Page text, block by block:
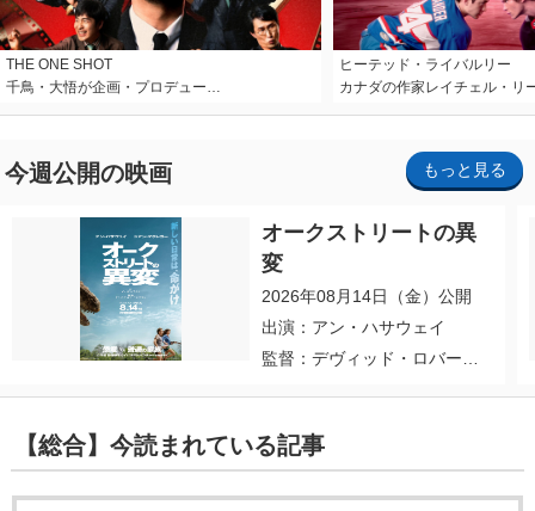
THE ONE SHOT
千鳥・大悟が企画・プロデュー…
ヒーテッド・ライバルリー
カナダの作家レイチェル・リ
今週公開の映画 もっと見る
オークストリートの異
変
2026年08月14日（金）公開
出演：アン・ハサウェイ
監督：デヴィッド・ロバー
【総合】今読まれている記事